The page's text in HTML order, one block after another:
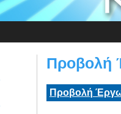
Προβολή
Προβολή